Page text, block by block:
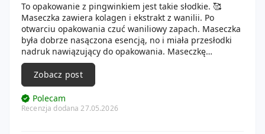
To opakowanie z pingwinkiem jest takie słodkie. 🥰
Maseczka zawiera kolagen i ekstrakt z wanilii. Po
otwarciu opakowania czuć waniliowy zapach. Maseczka
była dobrze nasączona esencją, no i miała przesłodki
nadruk nawiązujący do opakowania. Maseczkę
trzymałam około 15 minut. Esencja błyskawicznie się
wchłonęła, pozostawiając skórę świeżą i nawilżoną.
Maseczkę dostałam od kochanej
💙
Zobacz post
Polecam
Recenzja dodana 27.05.2026